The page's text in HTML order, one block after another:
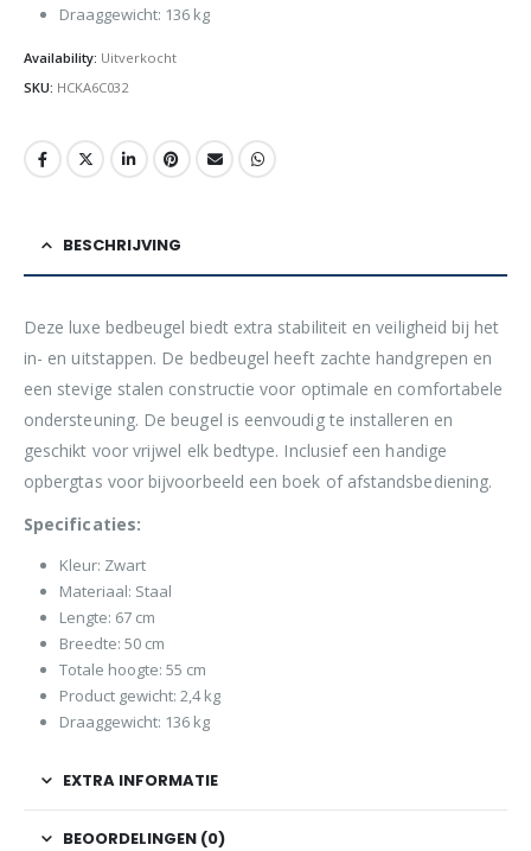
Draaggewicht: 136 kg
Availability: Uitverkocht
SKU: HCKA6C032
BESCHRIJVING
Deze luxe bedbeugel biedt extra stabiliteit en veiligheid bij het
in- en uitstappen. De bedbeugel heeft zachte handgrepen en
een stevige stalen constructie voor optimale en comfortabele
ondersteuning. De beugel is eenvoudig te installeren en
geschikt voor vrijwel elk bedtype. Inclusief een handige
opbergtas voor bijvoorbeeld een boek of afstandsbediening.
Specificaties:
Kleur: Zwart
Materiaal: Staal
Lengte: 67 cm
Breedte: 50 cm
Totale hoogte: 55 cm
Product gewicht: 2,4 kg
Draaggewicht: 136 kg
EXTRA INFORMATIE
BEOORDELINGEN (0)